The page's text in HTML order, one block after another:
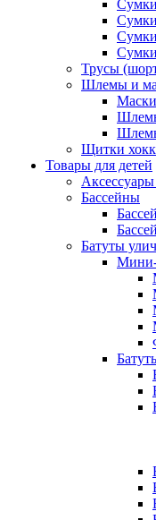
Трусы
Шлемы и
Щитки
Товары для детей
Бассейны
Батуты
Мини-